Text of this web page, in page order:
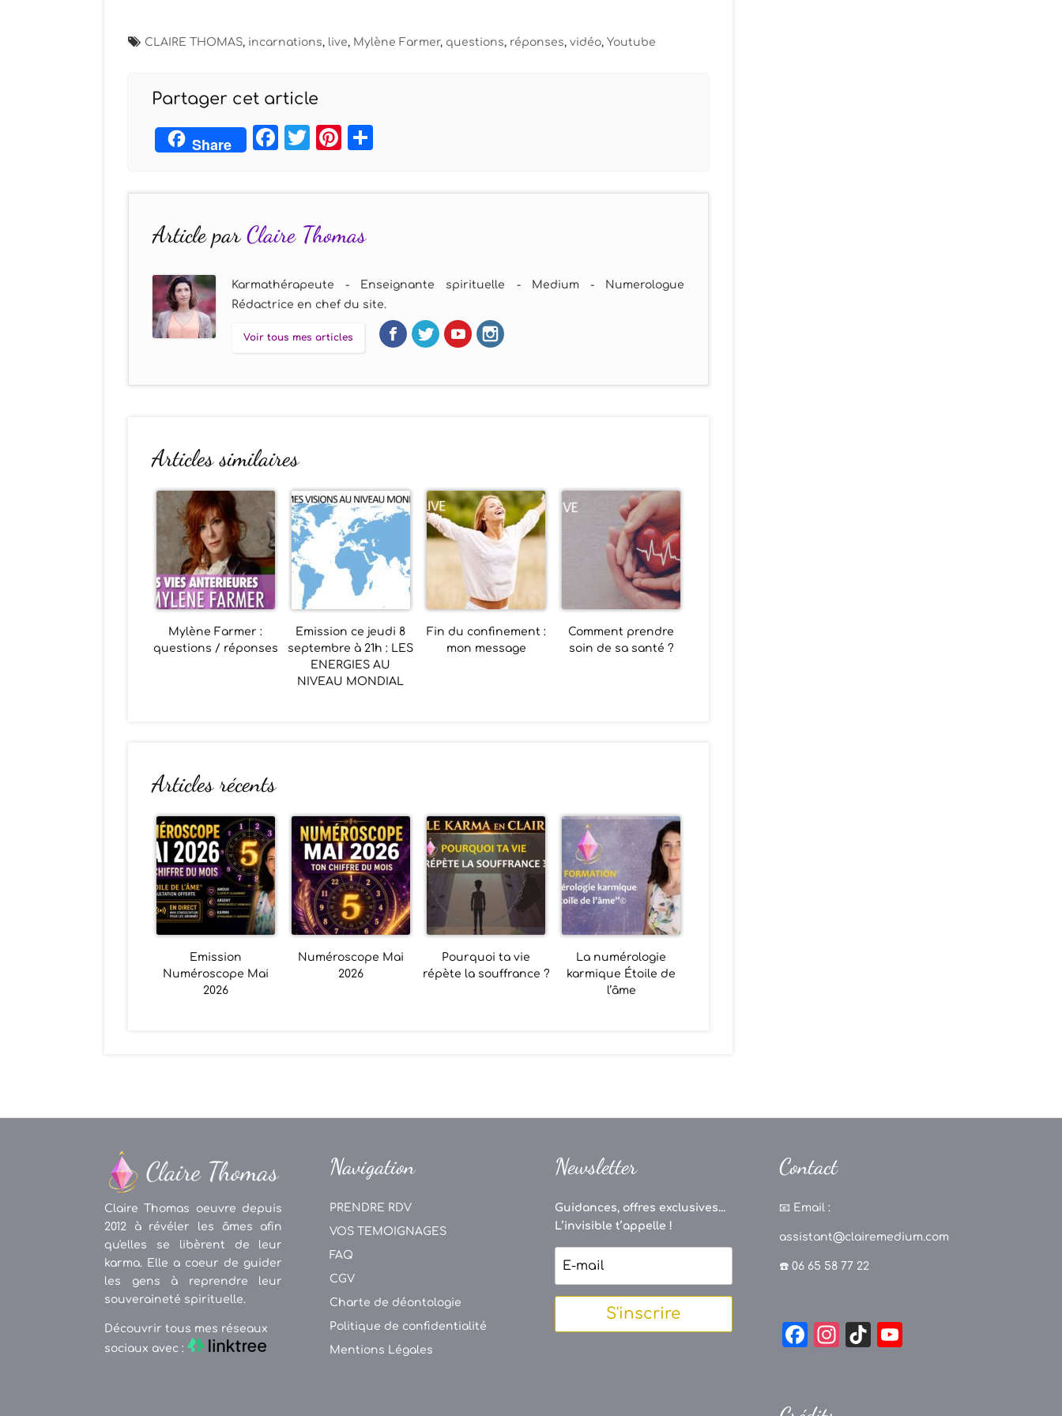
CLAIRE THOMAS, incarnations, live, Mylène Farmer, questions, réponses, vidéo, Youtube
Partager cet article
Share Facebook
TwitterPinterest
Article parClaire Thomas
Karmathérapeute - Enseignante spirituelle - Medium - Numerologue
Rédactrice en chef du site.
Voir tous mes articles
Articles similaires
Mylène Farmer :
questions / réponses
Emission ce jeudi 8
septembre à 21h : LES
ENERGIES AU
NIVEAU MONDIAL
Fin du confinement :
mon message
Comment prendre
soin de sa santé ?
Articles récents
Emission
Numéroscope Mai
2026
Numéroscope Mai
2026
Pourquoi ta vie
répète la souffrance ?
La numérologie
karmique Étoile de
l’âme
Claire Thomas oeuvre depuis
2012 à révéler les âmes afin
qu'elles se libèrent de leur
karma. Elle a coeur de guider
les gens à reprendre leur
souveraineté spirituelle.
Découvrir tous mes réseaux
sociaux avec :
Navigation
PRENDRE RDV
VOS TEMOIGNAGES
FAQ
CGV
Charte de déontologie
Politique de confidentialité
Mentions Légales
Newsletter
Guidances, offres exclusives...
L’invisible t’appelle !
S'inscrire
Contact
📧 Email :
assistant@clairemedium.com
☎️ 06 65 58 77 22
F
e
In
Ti